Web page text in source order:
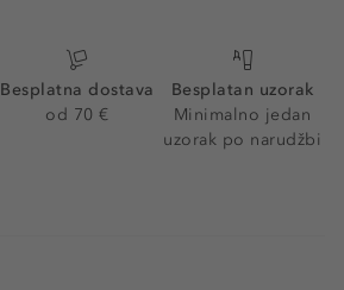
Besplatna dostava
od 70 €
Besplatan uzorak
Minimalno jedan
uzorak po narudžbi